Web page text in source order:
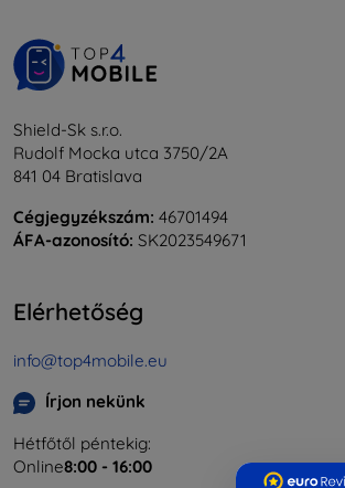
Shield-Sk s.r.o.
Rudolf Mocka utca 3750/2A
841 04 Bratislava
Cégjegyzékszám: 46701494
ÁFA-azonosító: SK2023549671
Elérhetőség
info@top4mobile.eu
Írjon nekünk
Hétfőtől péntekig:
Online8:00 - 16:00